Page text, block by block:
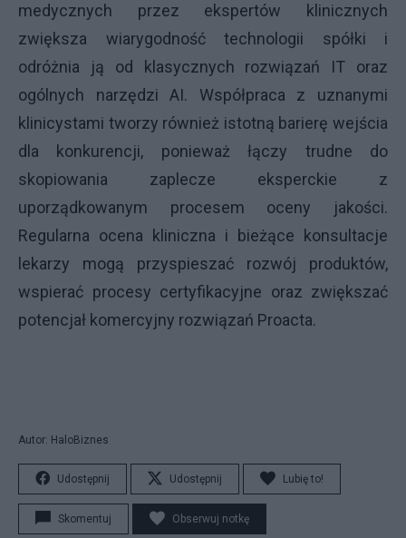
medycznych przez ekspertów klinicznych
zwiększa wiarygodność technologii spółki i
odróżnia ją od klasycznych rozwiązań IT oraz
ogólnych narzędzi AI. Współpraca z uznanymi
klinicystami tworzy również istotną barierę wejścia
dla konkurencji, ponieważ łączy trudne do
skopiowania zaplecze eksperckie z
uporządkowanym procesem oceny jakości.
Regularna ocena kliniczna i bieżące konsultacje
lekarzy mogą przyspieszać rozwój produktów,
wspierać procesy certyfikacyjne oraz zwiększać
potencjał komercyjny rozwiązań Proacta.
Autor: HaloBiznes
Udostępnij Udostępnij Lubię to!
Skomentuj Obserwuj notkę